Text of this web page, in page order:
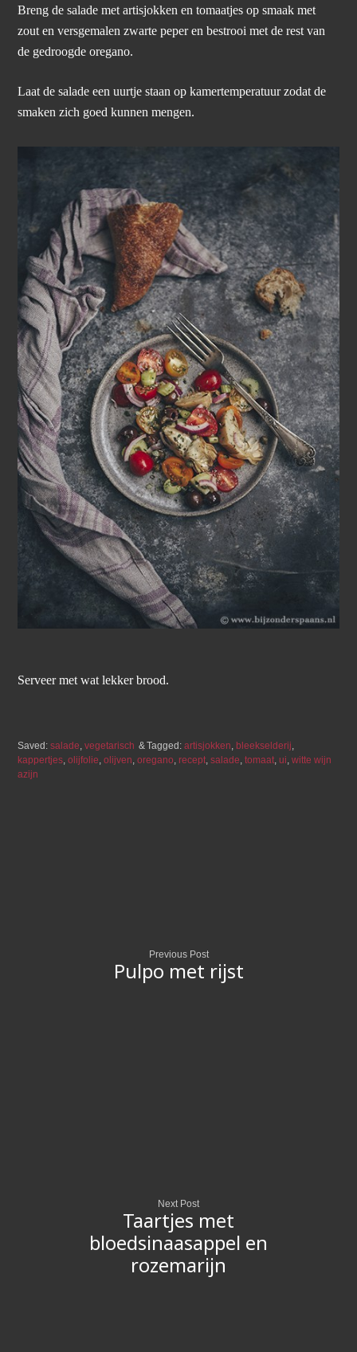
Breng de salade met artisjokken en tomaatjes op smaak met
zout en versgemalen zwarte peper en bestrooi met de rest van
de gedroogde oregano.
Laat de salade een uurtje staan op kamertemperatuur zodat de
smaken zich goed kunnen mengen.
Serveer met wat lekker brood.
Saved:salade ,vegetarisch Tagged:artisjokken ,bleekselderij
kappertjes ,olijfolie ,olijven ,oregano ,recept ,salade ,tomaat ,ui ,witte wijn
azijn
Previous Post
Pulpo met rijst
Next Post
Taartjes met
bloedsinaasappel en
rozemarijn